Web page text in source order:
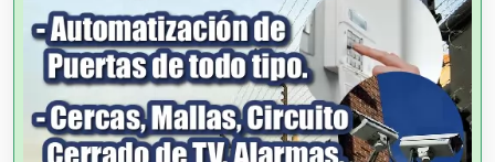
Agencias de Colocación
Agencias de Modelos